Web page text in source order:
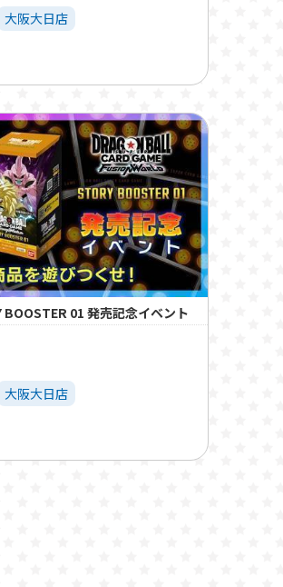
大阪大日店
BOOSTER 01 発売記念イベント
大阪大日店